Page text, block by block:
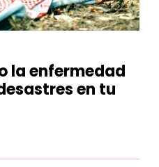
la enfermedad
en tu